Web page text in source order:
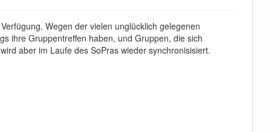
Wegen der vielen unglücklich gelegenen
ihre Gruppentreffen haben, und Gruppen, die sich
aber im Laufe des SoPras wieder synchronisisiert.